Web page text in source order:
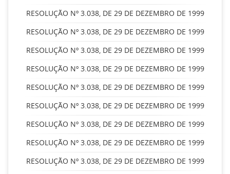
RESOLUÇÃO Nº 3.038, DE 29 DE DEZEMBRO DE 1999
RESOLUÇÃO Nº 3.038, DE 29 DE DEZEMBRO DE 1999
RESOLUÇÃO Nº 3.038, DE 29 DE DEZEMBRO DE 1999
RESOLUÇÃO Nº 3.038, DE 29 DE DEZEMBRO DE 1999
RESOLUÇÃO Nº 3.038, DE 29 DE DEZEMBRO DE 1999
RESOLUÇÃO Nº 3.038, DE 29 DE DEZEMBRO DE 1999
RESOLUÇÃO Nº 3.038, DE 29 DE DEZEMBRO DE 1999
RESOLUÇÃO Nº 3.038, DE 29 DE DEZEMBRO DE 1999
RESOLUÇÃO Nº 3.038, DE 29 DE DEZEMBRO DE 1999